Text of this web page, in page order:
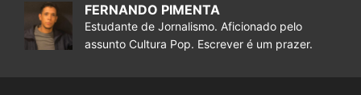
FERNANDO PIMENTA
Estudante de Jornalismo. Aficionado pelo
assunto Cultura Pop. Escrever é um prazer.